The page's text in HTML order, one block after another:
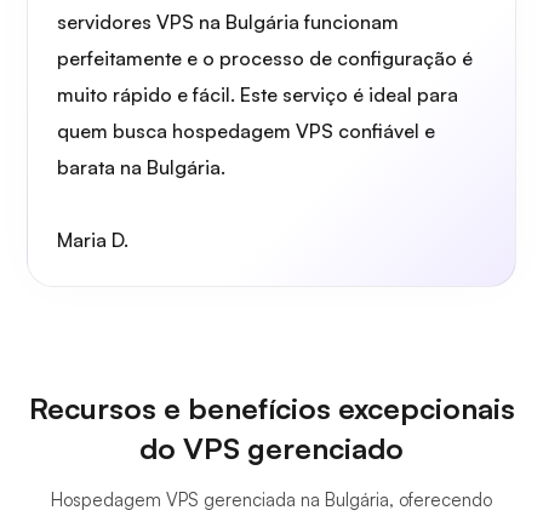
servidores VPS na Bulgária funcionam
perfeitamente e o processo de configuração é
muito rápido e fácil. Este serviço é ideal para
quem busca hospedagem VPS confiável e
barata na Bulgária.
Maria D.
Recursos e benefícios excepcionais
do VPS gerenciado
Hospedagem VPS gerenciada na Bulgária, oferecendo